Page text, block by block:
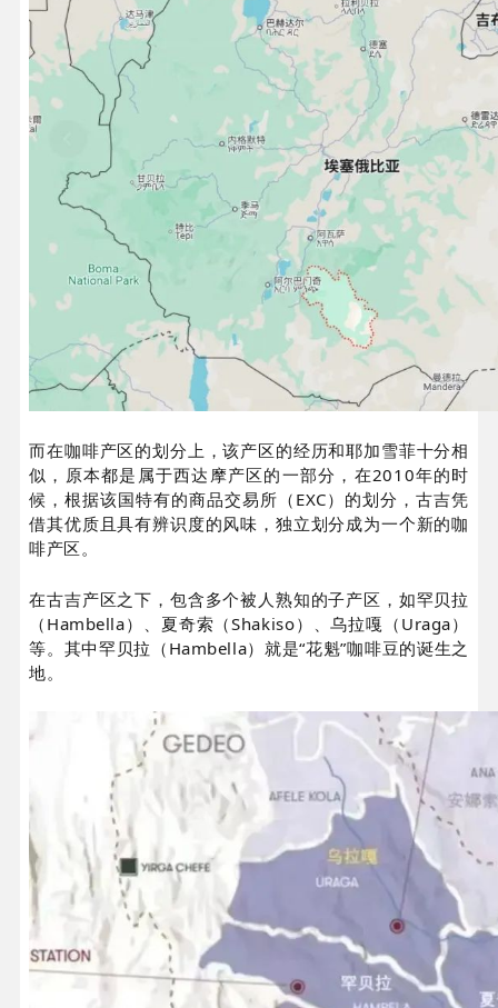
而在咖啡产区的划分上，该产区的经历和耶加雪菲十分相
似，原本都是属于西达摩产区的一部分，在2010年的时
候，根据该国特有的商品交易所（EXC）的划分，古吉凭
借其优质且具有辨识度的风味，独立划分成为一个新的咖
啡产区。
在古吉产区之下，包含多个被人熟知的子产区，如罕贝拉
（Hambella）、夏奇索（Shakiso）、乌拉嘎（Uraga）
等。其中罕贝拉（Hambella）就是“花魁”咖啡豆的诞生之
地。